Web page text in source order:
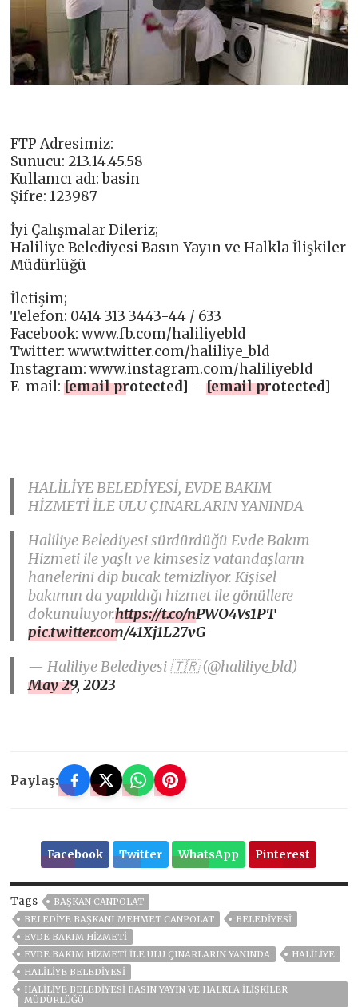
FTP Adresimiz:
Sunucu: 213.14.45.58
Kullanıcı adı: basin
Şifre: 123987
İyi Çalışmalar Dileriz;
Haliliye Belediyesi Basın Yayın ve Halkla İlişkiler
Müdürlüğü
İletişim;
Telefon: 0414 313 3443-44 / 633
Facebook: www.fb.com/haliliyebld
Twitter: www.twitter.com/haliliye_bld
Instagram: www.instagram.com/haliliyebld
E-mail:[email protected] –[email protected]
HALİLİYE BELEDİYESİ, EVDE BAKIM
HİZMETİ İLE ULU ÇINARLARIN YANINDA
Haliliye Belediyesi sürdürdüğü Evde Bakım
Hizmeti ile yaşlı ve kimsesiz vatandaşların
hanelerini dip bucak temizliyor. Kişisel
bakımın da yapıldığı hizmet ile gönüllere
dokunuluyor.https://t.co/nPWO4Vs1PT
pic.twitter.com/41Xj1L27vG
— Haliliye Belediyesi 🇹🇷 (@haliliye_bld)
May 29, 2023
Paylaş:
Facebook Twitter WhatsApp Pinterest
Tags
BAŞKAN CANPOLAT
BELEDIYE BAŞKANI MEHMET CANPOLAT
BELEDIYESI
EVDE BAKIM HİZMETİ
EVDE BAKIM HİZMETİ İLE ULU ÇINARLARIN YANINDA
HALILIYE
HALİLİYE BELEDİYESİ
HALILIYE BELEDIYESI BASIN YAYIN VE HALKLA İLIŞKILER
MÜDÜRLÜĞÜ